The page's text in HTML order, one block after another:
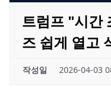
트럼프 "시간
즈 쉽게 열고
작성일 2026-04-03